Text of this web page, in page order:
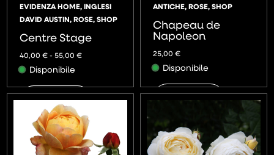
EVIDENZA HOME,INGLESI
DAVID AUSTIN,ROSE,SHOP
Centre Stage
40,00€ - 55,00€
Disponibile
AGGIUNGI
ANTICHE,ROSE,SHOP
Chapeau de
Napoleon
25,00 €
Disponibile